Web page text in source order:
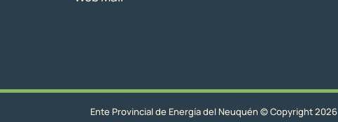
Ente Provincial de Energía del Neuquén © Copyright 2026